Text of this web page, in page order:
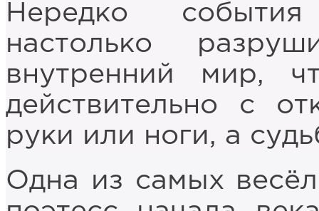
Нередко
настолько
внутренний мир,
действительно с
руки или ноги, а
Одна из самых